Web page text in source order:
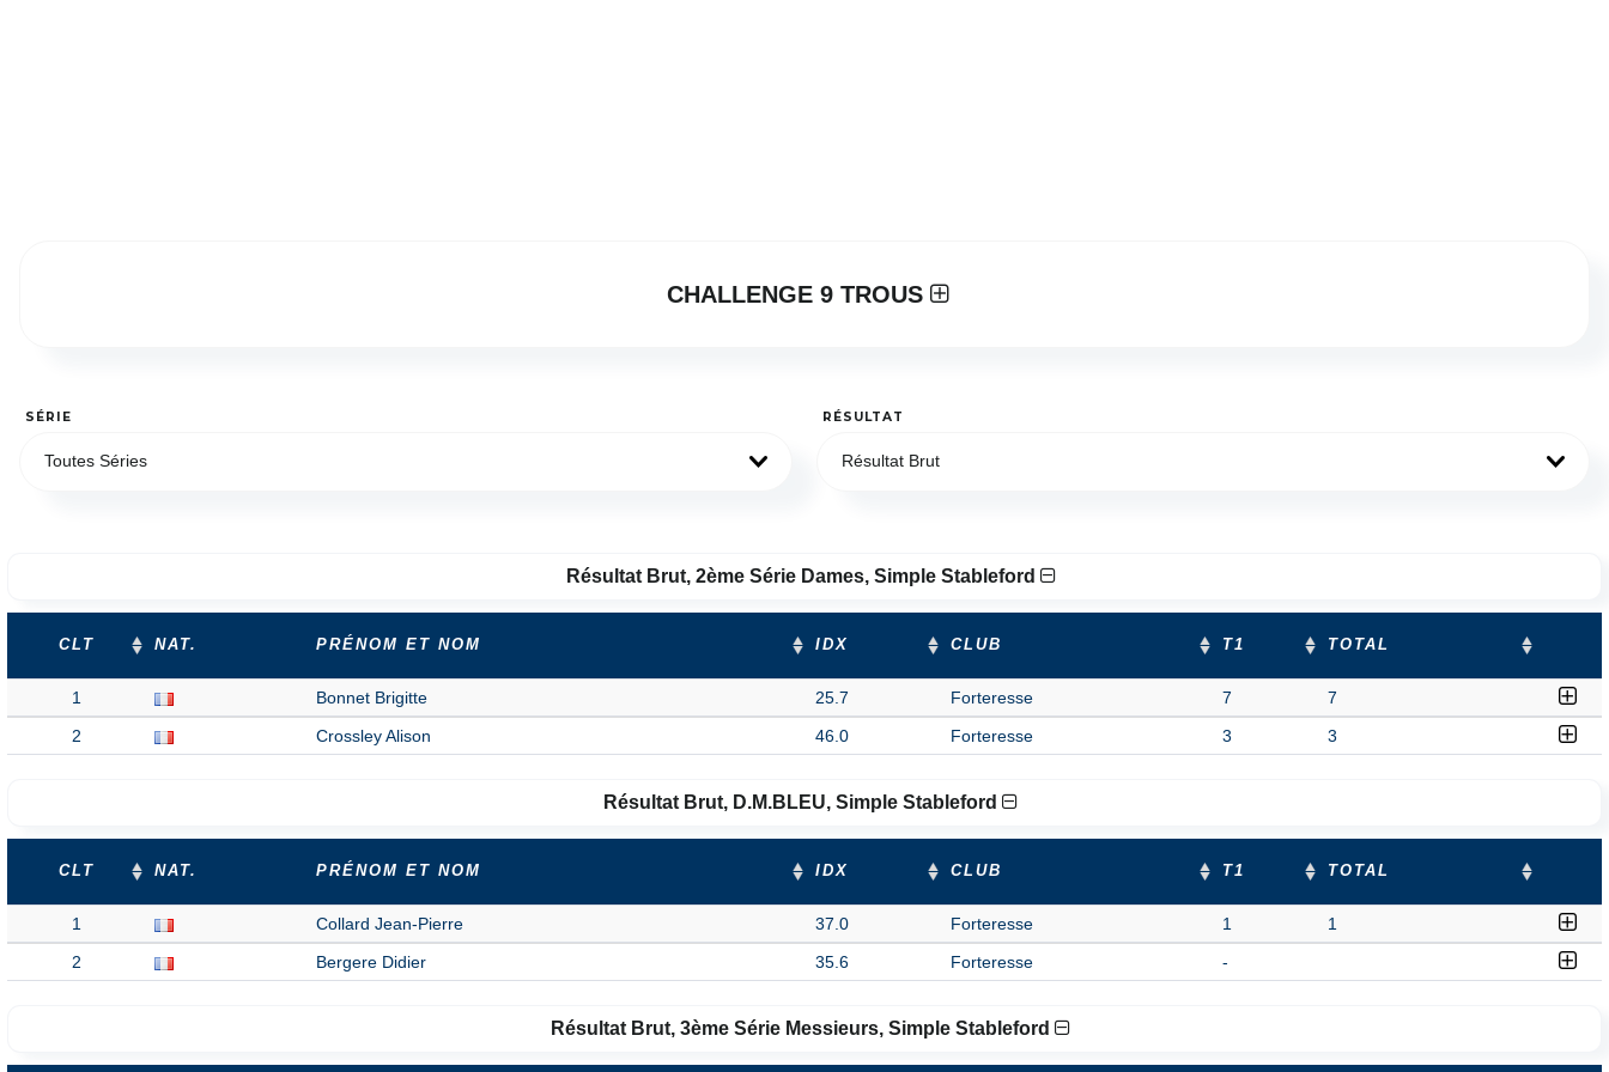
CHALLENGE 9 TROUS
SÉRIE
Toutes Séries
RÉSULTAT
Résultat Brut
Résultat Brut, 2ème Série Dames, Simple Stableford
CLT NAT. PRÉNOM ET NOM IDX CLUB T1 TOTAL
1 Bonnet Brigitte 25.7 Forteresse 7
7
2
Crossley Alison 46.0 Forteresse 3 3
Résultat Brut, D.M.BLEU, Simple Stableford
CLT NAT. PRÉNOM ET NOM IDX CLUB T1 TOTAL
1 Collard Jean-Pierre 37.0 Forteresse 1
1
2
Bergere Didier 35.6 Forteresse -
Résultat Brut, 3ème Série Messieurs, Simple Stableford